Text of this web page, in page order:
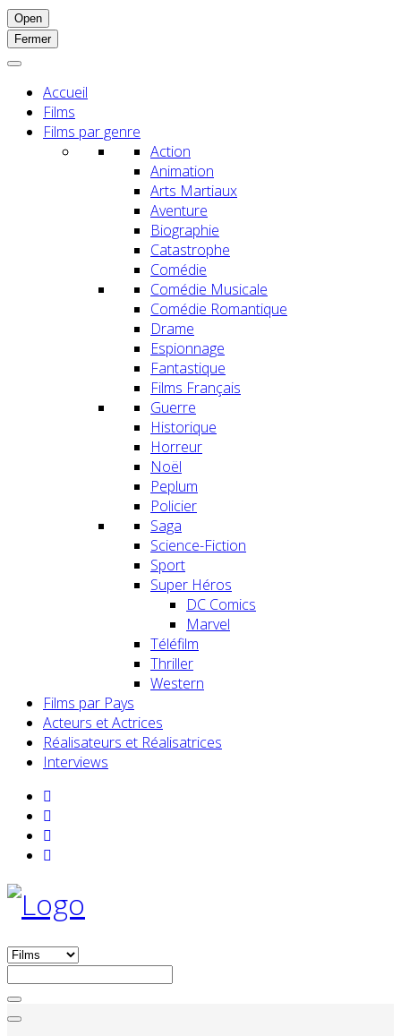
Open
Fermer
Accueil
Films
Films par genre
Action
Animation
Arts Martiaux
Aventure
Biographie
Catastrophe
Comédie
Comédie Musicale
Comédie Romantique
Drame
Espionnage
Fantastique
Films Français
Guerre
Historique
Horreur
Noël
Peplum
Policier
Saga
Science-Fiction
Sport
Super Héros
DC Comics
Marvel
Téléfilm
Thriller
Western
Films par Pays
Acteurs et Actrices
Réalisateurs et Réalisatrices
Interviews